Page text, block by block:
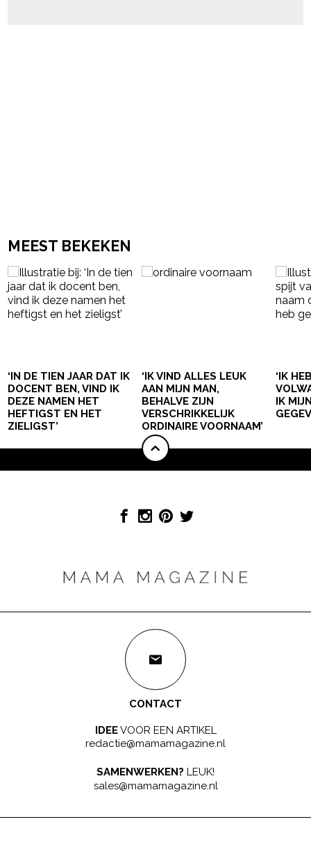
MEEST BEKEKEN
‘IN DE TIEN JAAR DAT IK
DOCENT BEN, VIND IK
DEZE NAMEN HET
HEFTIGST EN HET
ZIELIGST’
‘IK VIND ALLES LEUK
AAN MIJN MAN,
BEHALVE ZIJN
VERSCHRIKKELIJK
ORDINAIRE VOORNAAM’
‘IK
IK
CONTACT
IDEEVOOR EEN ARTIKEL
redactie@mamamagazine.nl
SAMENWERKEN? LEUK!
sales@mamamagazine.nl